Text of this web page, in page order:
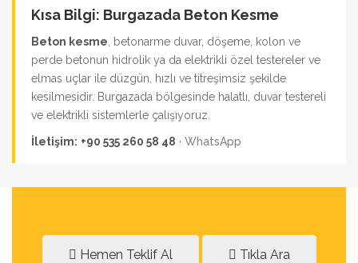
Kısa Bilgi: Burgazada Beton Kesme
Beton kesme , betonarme duvar, döşeme, kolon ve
perde betonun hidrolik ya da elektrikli özel testereler ve
elmas uçlar ile düzgün, hızlı ve titreşimsiz şekilde
kesilmesidir. Burgazada bölgesinde halatlı, duvar testereli
ve elektrikli sistemlerle çalışıyoruz.
İletişim: +90 535 260 58 48 · WhatsApp
Hemen Teklif Al Tıkla Ara